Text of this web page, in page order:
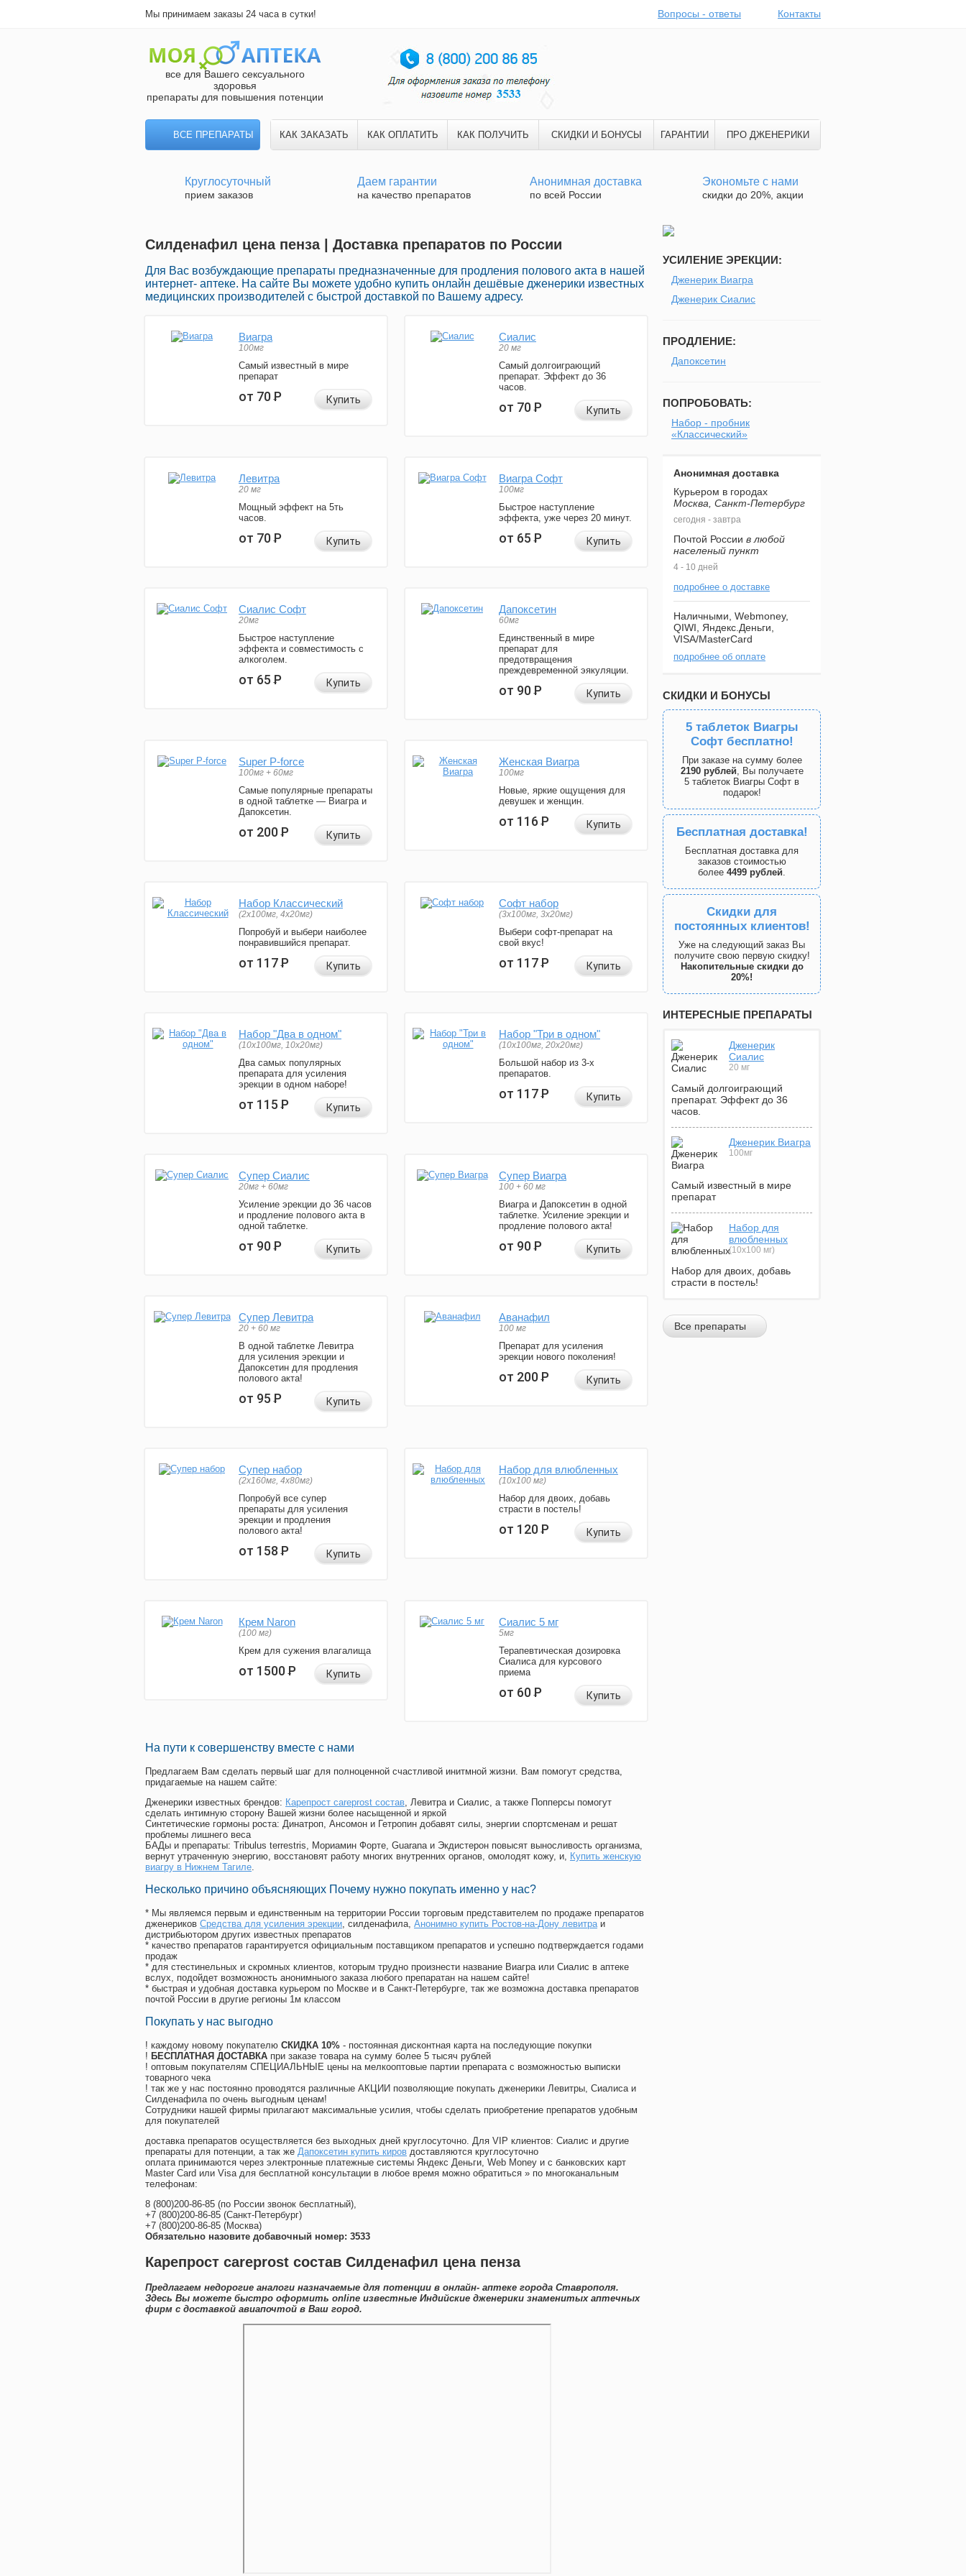
Мы принимаем заказы 24 часа в сутки! Вопросы - ответы Контакты
все для Вашего сексуального
здоровья
препараты для повышения потенции
ВСЕ ПРЕПАРАТЫ КАК ЗАКАЗАТЬ КАК ОПЛАТИТЬ КАК ПОЛУЧИТЬ СКИДКИ И БОНУСЫ ГАРАНТИИ ПРО ДЖЕНЕРИКИ
Круглосуточный
прием заказов
Даем гарантии
на качество препаратов
Анонимная доставка
по всей России
Экономьте с нами
скидки до 20%, акции
Силденафил цена пенза | Доставка препаратов по России
Для Вас возбуждающие препараты предназначенные для продления полового акта в нашей
интернет- аптеке. На сайте Вы можете удобно купить онлайн дешёвые дженерики известных
медицинских производителей с быстрой доставкой по Вашему адресу.
Виагра
100мг
Самый известный в мире
препарат
от 70Р Купить
Сиалис
20 мг
Самый долгоиграющий
препарат. Эффект до 36
часов.
от 70Р Купить
Левитра
20 мг
Мощный эффект на 5ть
часов.
от 70Р Купить
Виагра Софт
100мг
Быстрое наступление
эффекта, уже через 20 минут.
от 65Р Купить
Сиалис Софт
20мг
Быстрое наступление
эффекта и совместимость с
алкоголем.
от 65Р Купить
Дапоксетин
60мг
Единственный в мире
препарат для
предотвращения
преждевременной эякуляции.
от 90Р Купить
Super P-force
100мг + 60мг
Самые популярные препараты
в одной таблетке — Виагра и
Дапоксетин.
от 200Р Купить
Женская Виагра
100мг
Новые, яркие ощущения для
девушек и женщин.
от 116Р Купить
Набор Классический
(2x100мг, 4x20мг)
Попробуй и выбери наиболее
понравившийся препарат.
от 117Р Купить
Софт набор
(3x100мг, 3x20мг)
Выбери софт-препарат на
свой вкус!
от 117Р Купить
Набор "Два в одном"
(10x100мг, 10x20мг)
Два самых популярных
препарата для усиления
эрекции в одном наборе!
от 115Р Купить
Набор "Три в одном"
(10x100мг, 20x20мг)
Большой набор из 3-х
препаратов.
от 117Р Купить
Супер Сиалис
20мг + 60мг
Усиление эрекции до 36 часов
и продление полового акта в
одной таблетке.
от 90Р Купить
Супер Виагра
100 + 60 мг
Виагра и Дапоксетин в одной
таблетке. Усиление эрекции и
продление полового акта!
от 90Р Купить
Супер Левитра
20 + 60 мг
В одной таблетке Левитра
для усиления эрекции и
Дапоксетин для продления
полового акта!
от 95Р Купить
Аванафил
100 мг
Препарат для усиления
эрекции нового поколения!
от 200Р Купить
Супер набор
(2х160мг, 4х80мг)
Попробуй все супер
препараты для усиления
эрекции и продления
полового акта!
от 158Р Купить
Набор для влюбленных
(10х100 мг)
Набор для двоих, добавь
страсти в постель!
от 120Р Купить
Крем Naron
(100 мг)
Крем для сужения влагалища
от 1500Р Купить
Сиалис 5 мг
5мг
Терапевтическая дозировка
Сиалиса для курсового
приема
от 60Р Купить
На пути к совершенству вместе с нами
Предлагаем Вам сделать первый шаг для полноценной счастливой инитмной жизни. Вам помогут средства,
придагаемые на нашем сайте:
Дженерики известных брендов: Карепрост careprost состав, Левитра и Сиалис, а также Попперсы помогут
сделать интимную сторону Вашей жизни более насыщенной и яркой
Синтетические гормоны роста: Динатроп, Ансомон и Гетропин добавят силы, энергии спортсменам и решат
проблемы лишнего веса
БАДы и препараты: Tribulus terrestris, Мориамин Форте, Guarana и Экдистерон повысят выносливость организма,
вернут утраченную энергию, восстановят работу многих внутренних органов, омолодят кожу, и, Купить женскую
виагру в Нижнем Тагиле.
Несколько причино объясняющих Почему нужно покупать именно у нас?
* Мы являемся первым и единственным на территории России торговым представителем по продаже препаратов
дженериков Средства для усиления эрекции, силденафила, Анонимно купить Ростов-на-Дону левитраи
дистрибьютором других известных препаратов
* качество препаратов гарантируется официальным поставщиком препаратов и успешно подтверждается годами
продаж
* для стестинельных и скромных клиентов, которым трудно произнести название Виагра или Сиалис в аптеке
вслух, подойдет возможность анонимныого заказа любого препаратан на нашем сайте!
* быстрая и удобная доставка курьером по Москве и в Санкт-Петербурге, так же возможна доставка препаратов
почтой России в другие регионы 1м классом
Покупать у нас выгодно
! каждому новому покупателю СКИДКА 10% - постоянная дисконтная карта на последующие покупки
! БЕСПЛАТНАЯ ДОСТАВКА при заказе товара на сумму более 5 тысяч рублей
! оптовым покупателям СПЕЦИАЛЬНЫЕ цены на мелкооптовые партии препарата с возможностью выписки
товарного чека
! так же у нас постоянно проводятся различные АКЦИИ позволяющие покупать дженерики Левитры, Сиалиса и
Силденафила по очень выгодным ценам!
Cотрудники нашей фирмы прилагают максимальные усилия, чтобы сделать приобретение препаратов удобным
для покупателей
доставка препаратов осуществляется без выходных дней круглосуточно. Для VIP клиентов: Сиалис и другие
препараты для потенции, а так же Дапоксетин купить киров доставляются круглосуточно
оплата принимаются через электронные платежные системы Яндекс Деньги, Web Money и с банковских карт
Master Card или Visa для бесплатной консультации в любое время можно обратиться » по многоканальным
телефонам:
8 (800)200-86-85 (по России звонок бесплатный),
+7 (800)200-86-85 (Санкт-Петербург)
+7 (800)200-86-85 (Москва)
Обязательно назовите добавочный номер: 3533
Карепрост careprost состав Силденафил цена пенза
Предлагаем недорогие аналоги назначаемые для потенции в онлайн- аптеке города Ставрополя.
Здесь Вы можете быстро оформить online известные Индийские дженерики знаменитых аптечных
фирм с доставкой авиапочтой в Ваш город.
УСИЛЕНИЕ ЭРЕКЦИИ:
Дженерик Виагра
Дженерик Сиалис
ПРОДЛЕНИЕ:
Дапоксетин
ПОПРОБОВАТЬ:
Набор - пробник
«Классический»
Анонимная доставка
Курьером в городах
Москва, Санкт-Петербург
сегодня - завтра
Почтой России в любой
населеный пункт
4 - 10 дней
подробнее о доставке
Наличными, Webmoney,
QIWI, Яндекс.Деньги,
VISA/MasterCard
подробнее об оплате
СКИДКИ И БОНУСЫ
5 таблеток Виагры
Софт бесплатно!
При заказе на сумму более
2190 рублей, Вы получаете
5 таблеток Виагры Софт в
подарок!
Бесплатная доставка!
Бесплатная доставка для
заказов стоимостью
более 4499 рублей.
Скидки для
постоянных клиентов!
Уже на следующий заказ Вы
получите свою первую скидку!
Накопительные скидки до
20%!
ИНТЕРЕСНЫЕ ПРЕПАРАТЫ
Дженерик
Сиалис
20 мг
Самый долгоиграющий
препарат. Эффект до 36
часов.
Дженерик Виагра
100мг
Самый известный в мире
препарат
Набор для
влюбленных
(10х100 мг)
Набор для двоих, добавь
страсти в постель!
Все препараты